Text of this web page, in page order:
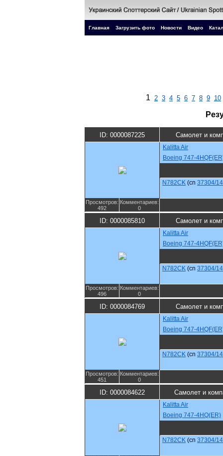
Главная Загрузить фото Новости Видео
1 2 3 4 5 6 7 8 9 10
ID: 0000087225 Самолет и
Kalitta Air
Boeing 747-
N782CK (cn 37304/
Просмотров:
492
Комментариев:
0
ID: 0000085810 Самолет и
Kalitta Air
Boeing 747-
N782CK (cn 37304/
Просмотров:
496
Комментариев:
0
ID: 0000084769 Самолет и
Kalitta Air
Boeing 747-
N782CK (cn 37304/
Просмотров:
451
Комментариев:
0
ID: 0000084622 Самолет и
Kalitta Air
Boeing 747-4HQ(ER)
N782CK (cn 37304/